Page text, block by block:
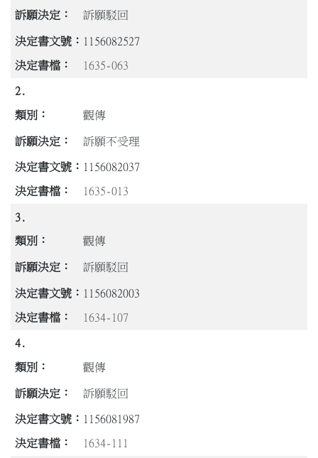
訴願駁回
1156082527
1635-063
2.
觀傳
訴願不受理
1156082037
1635-013
3.
觀傳
訴願駁回
1156082003
1634-107
4.
觀傳
訴願駁回
1156081987
1634-111